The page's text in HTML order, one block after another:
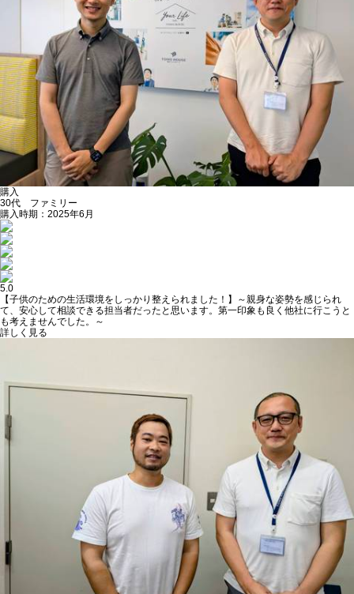
購入
30代 ファミリー
購入時期：2025年6月
5.0
【子供のための生活環境をしっかり整えられました！】～親身な姿勢を感じられ
て、安心して相談できる担当者だったと思います。第一印象も良く他社に行こうと
も考えませんでした。～
詳しく見る